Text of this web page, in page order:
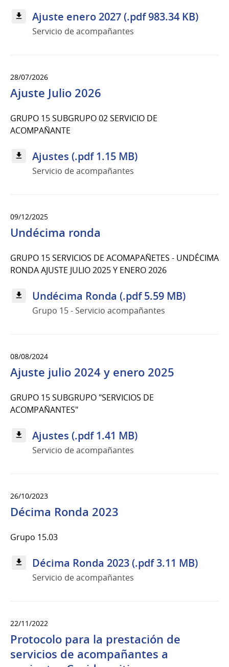
Ajuste enero 2027 (.pdf 983.34 KB)
Servicio de acompañantes
28/07/2026
Ajuste Julio 2026
GRUPO 15 SUBGRUPO 02 SERVICIO DE
ACOMPAÑANTE
Ajustes (.pdf 1.15 MB)
Servicio de acompañantes
09/12/2025
Undécima ronda
GRUPO 15 SERVICIOS DE ACOMAPAÑETES - UNDÉCIMA
RONDA AJUSTE JULIO 2025 Y ENERO 2026
Undécima Ronda (.pdf 5.59 MB)
Grupo 15 - Servicio acompañantes
08/08/2024
Ajuste julio 2024 y enero 2025
GRUPO 15 SUBGRUPO "SERVICIOS DE
ACOMPAÑANTES"
Ajustes (.pdf 1.41 MB)
Servicio de acompañantes
26/10/2023
Décima Ronda 2023
Grupo 15.03
Décima Ronda 2023 (.pdf 3.11 MB)
Servicio de acompañantes
22/11/2022
Protocolo para la prestación de
servicios de acompañantes a